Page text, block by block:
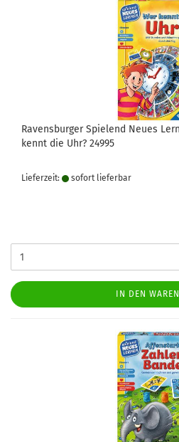
Ravensburger Spielend Neues
kennt die Uhr? 24995
Lieferzeit: sofort lie­fer­bar
IN DEN